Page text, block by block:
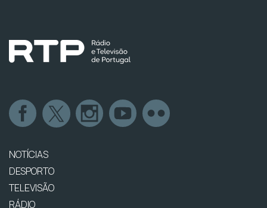
NOTÍCIAS
DESPORTO
TELEVISÃO
RÁDIO